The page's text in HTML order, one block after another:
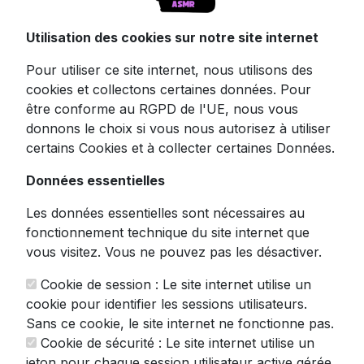
Redéfinissez votre expérience de relaxation
grâce aux écouteurs de sommeil
MONODEAL, le compagnon idéal pour vos
nuits paisibles. Ces petites merveilles
technologiques sont conçues spécifiquement
nocturnes vers le pays des rêves. 😴
Fabriqués en silicone liquide d'une douceur
incomparable, ces écouteurs épousent
parfaitement la forme de votre oreille sans
exercer la moindre pression. Chaque
écouteur ne pèse que 2,5 grammes - c'est
comme si vous aviez deux petites plumes
dans les oreilles! Idéal pour les dormeurs
latéraux qui peuvent enfin s'endormir sur le
Utilisation des cookies sur notre site internet
Pour utiliser ce site internet, nous utilisons des
cookies et collectons certaines données. Pour
être conforme au RGPD de l'UE, nous vous
donnons le choix si vous nous autorisez à utiliser
certains Cookies et à collecter certaines Données.
Données essentielles
Les données essentielles sont nécessaires au
fonctionnement technique du site internet que
vous visitez. Vous ne pouvez pas les désactiver.
Cookie de session : Le site internet utilise un
cookie pour identifier les sessions utilisateurs.
Sans ce cookie, le site internet ne fonctionne pas.
Cookie de sécurité : Le site internet utilise un